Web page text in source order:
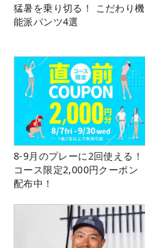
猛暑を乗り切る！ こだわり機
能派パンツ4選
8-9月のプレーに2回使える！
コース限定2,000円クーポン
配布中！